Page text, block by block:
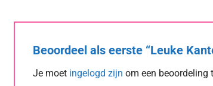
Beoordeel als eerste “Leuke
Je moet ingelogd zijn om een beoordeling